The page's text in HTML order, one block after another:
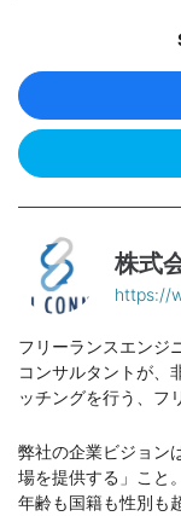
株式
https://
フリーランスエンジ
コンサルタントが、
ッチングを行う、フ
弊社の企業ビジョン
場を提供する」こと。
年齢も国籍も性別も